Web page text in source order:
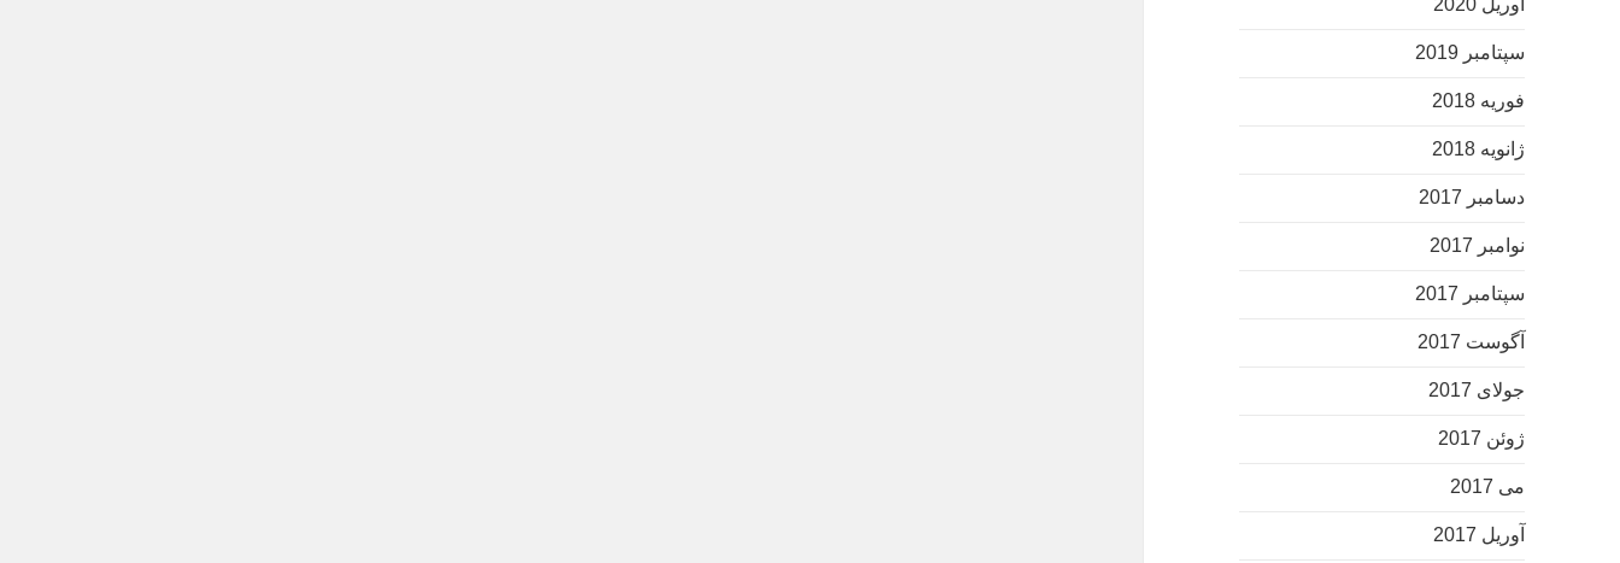
آوریل 2020
سپتامبر 2019
فوریه 2018
ژانویه 2018
دسامبر 2017
نوامبر 2017
سپتامبر 2017
آگوست 2017
جولای 2017
ژوئن 2017
می 2017
آوریل 2017